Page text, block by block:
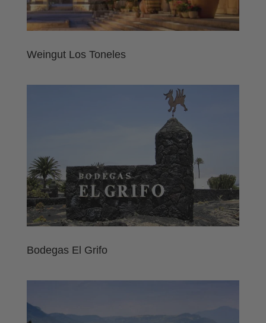
Weingut Los Toneles
Bodegas El Grifo